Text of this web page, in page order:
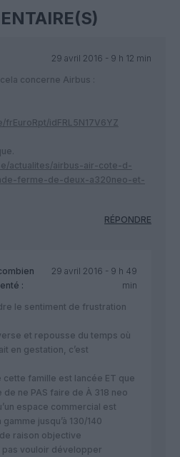
29 avril 2016 - 9 h 12 min
concerne Airbus :
idFRL5N17V6YZ
actualites/airbus-air-cote-d-
ferme-de-deux-a320neo-et-
RÉPONDRE
:
29 avril 2016 - 9 h 49
min
le sentiment de frustration
et repousse du temps où
en gestation, c’est
cette famille est lancée ET que
ne PAS faire de À 318 neo
espace commercial est
jusqu’à 130/140
raison objective
vouloir développer